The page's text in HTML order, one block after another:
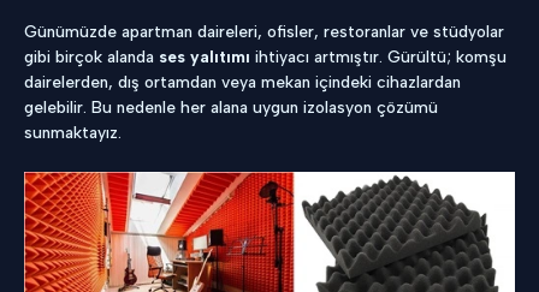
Günümüzde apartman daireleri, ofisler, restoranlar ve stüdyolar
gibi birçok alanda ses yalıtımı ihtiyacı artmıştır. Gürültü; komşu
dairelerden, dış ortamdan veya mekan içindeki cihazlardan
gelebilir. Bu nedenle her alana uygun izolasyon çözümü
sunmaktayız.